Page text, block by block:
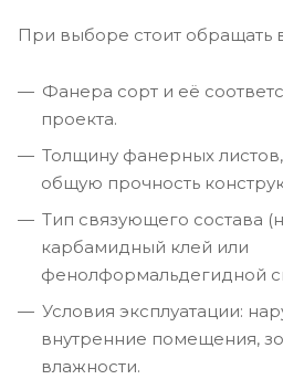
При выборе стоит обращать
Фанера сорт и её
проекта.
Толщину фанерных
общую прочность
Тип связующего состава
карбамидный клей или
фенолформальдегидной
Условия эксплуатации:
внутренние помещения,
влажности.